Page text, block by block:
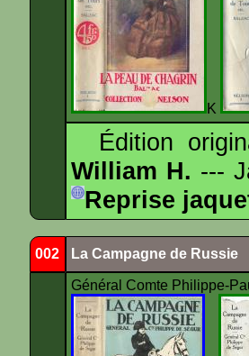
K
Édition
William H. ---
Reprise
002 La Campagne de Russie
Général Comte Philippe-